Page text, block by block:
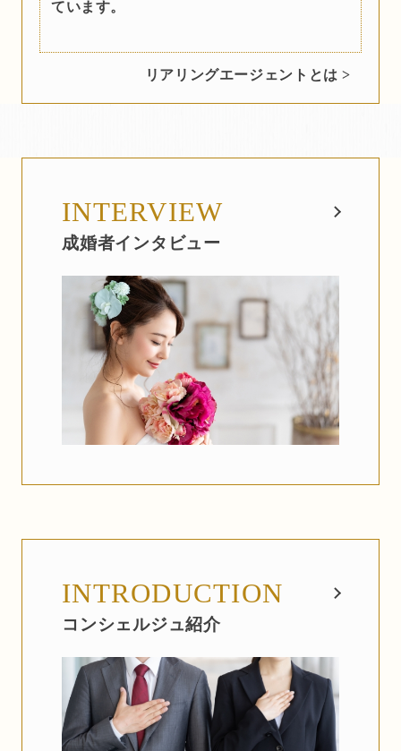
ています。
リアリングエージェントとは >
INTERVIEW
成婚者インタビュー
INTRODUCTION
コンシェルジュ紹介